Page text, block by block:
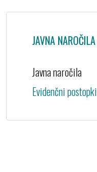
JAVNA NAROČILA
Javna naročila
Evidenčni postopki